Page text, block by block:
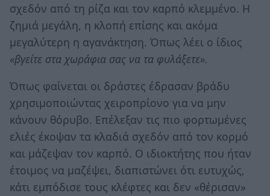
σχεδόν από τη ρίζα και τον καρπό κλεμμένο. Η
ζημιά μεγάλη, η κλοπή επίσης και ακόμα
μεγαλύτερη η αγανάκτηση. Όπως λέει ο ίδιος
«βγείτε στα χωράφια σας να τα φυλάξετε».
Όπως φαίνεται οι δράστες έδρασαν βράδυ
χρησιμοποιώντας χειροπρίονο για να μην
κάνουν θόρυβο. Επέλεξαν τις πιο φορτωμένες
ελιές έκοψαν τα κλαδιά σχεδόν από τον κορμό
και μάζεψαν τον καρπό. Ο ιδιοκτήτης που ήταν
έτοιμος να μαζέψει, διαπιστώνει ότι ευτυχώς,
κάτι εμπόδισε τους κλέφτες και δεν «θέρισαν»